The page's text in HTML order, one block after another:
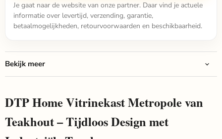
Je gaat naar de website van onze partner. Daar vind je actuele
informatie over levertijd, verzending, garantie,
betaalmogelijkheden, retourvoorwaarden en beschikbaarheid.
Bekijk meer
DTP Home Vitrinekast Metropole van
Teakhout – Tijdloos Design met